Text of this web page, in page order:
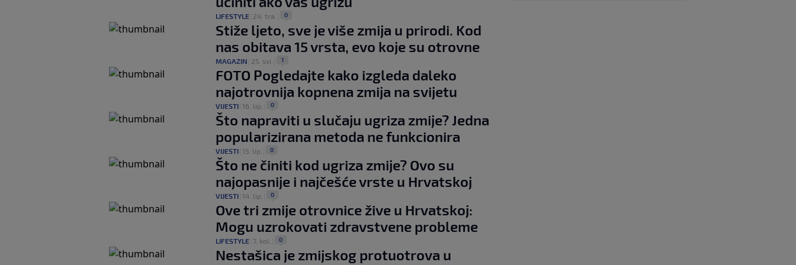
LIFESTYLE 24. tra. 0
Stiže ljeto, sve je više zmija u prirodi. Kod
nas obitava 15 vrsta, evo koje su otrovne
MAGAZIN 25. svi. 1
FOTO Pogledajte kako izgleda daleko
najotrovnija kopnena zmija na svijetu
VIJESTI 16. lip. 0
Što napraviti u slučaju ugriza zmije? Jedna
popularizirana metoda ne funkcionira
VIJESTI 15. lip. 0
Što ne činiti kod ugriza zmije? Ovo su
najopasnije i najčešće vrste u Hrvatskoj
VIJESTI 14. lip. 0
Ove tri zmije otrovnice žive u Hrvatskoj:
Mogu uzrokovati zdravstvene probleme
LIFESTYLE 7. kol. 0
Nestašica je zmijskog protuotrova u